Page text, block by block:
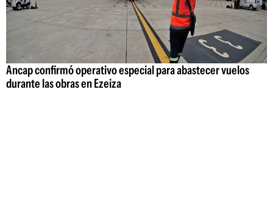
Ancap confirmó operativo especial para abastecer vuelos
durante las obras en Ezeiza